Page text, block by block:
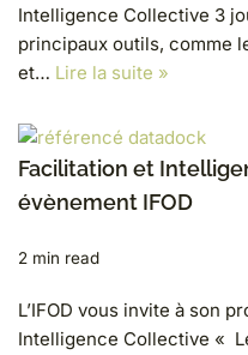
Intelligence Collective 3
principaux outils, comme
et… Lire la suite »
Facilitation et
évènement IFOD
2 min read
L’IFOD vous invite à son
Intelligence Collective «